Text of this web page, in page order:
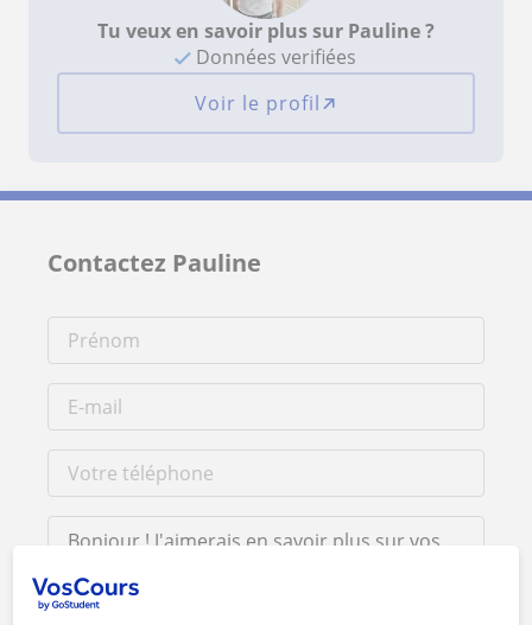
Tu veux en savoir plus sur Pauline ?
Données verifiées
Voir le profil
Contactez Pauline